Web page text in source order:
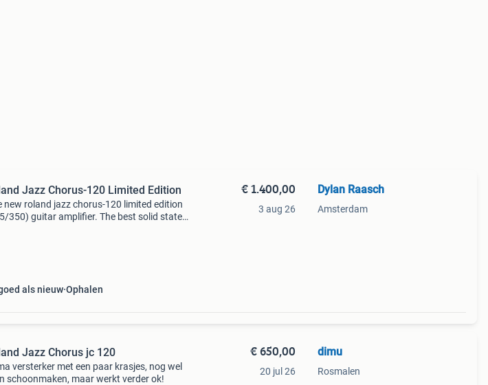
Jazz Chorus-120 Limited Edition
new roland jazz chorus-120 limited edition
350) guitar amplifier. The best solid state
als nieuw Ophalen
€ 1.400,00
3 aug 26
Dylan Raasch
Amsterdam
Jazz Chorus jc 120
versterker met een paar krasjes, nog wel
schoonmaken, maar werkt verder ok!
€ 650,00
20 jul 26
dimu
Rosmalen